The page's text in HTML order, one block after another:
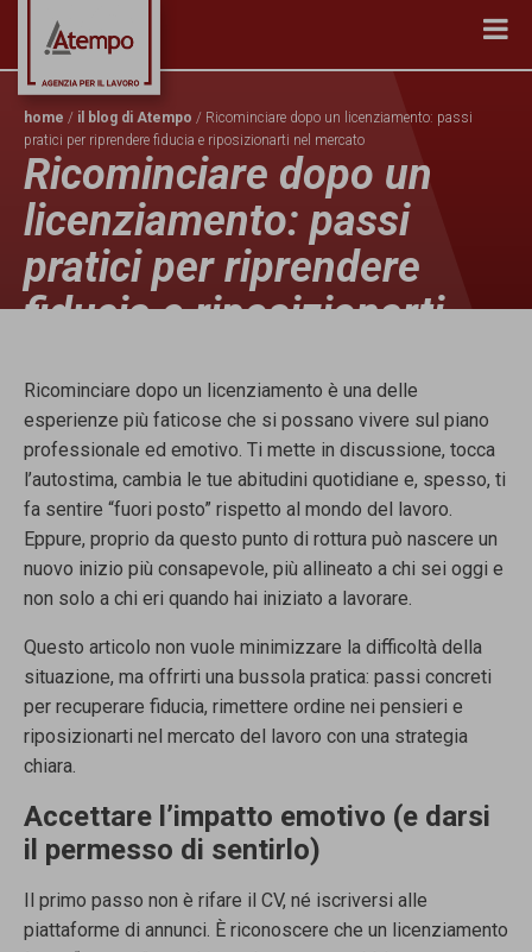
home / il blog di Atempo / Ricominciare dopo un licenziamento: passi
pratici per riprendere fiducia e riposizionarti nel mercato
Ricominciare dopo un
licenziamento: passi
pratici per riprendere
fiducia e riposizionarti
Ricominciare dopo un licenziamento è una delle
esperienze più faticose che si possano vivere sul piano
professionale ed emotivo. Ti mette in discussione, tocca
l’autostima, cambia le tue abitudini quotidiane e, spesso, ti
fa sentire “fuori posto” rispetto al mondo del lavoro.
Eppure, proprio da questo punto di rottura può nascere un
nuovo inizio più consapevole, più allineato a chi sei oggi e
non solo a chi eri quando hai iniziato a lavorare.
Questo articolo non vuole minimizzare la difficoltà della
situazione, ma offrirti una bussola pratica: passi concreti
per recuperare fiducia, rimettere ordine nei pensieri e
riposizionarti nel mercato del lavoro con una strategia
chiara.
Accettare l’impatto emotivo (e darsi
il permesso di sentirlo)
Il primo passo non è rifare il CV, né iscriversi alle
piattaforme di annunci. È riconoscere che un licenziamento